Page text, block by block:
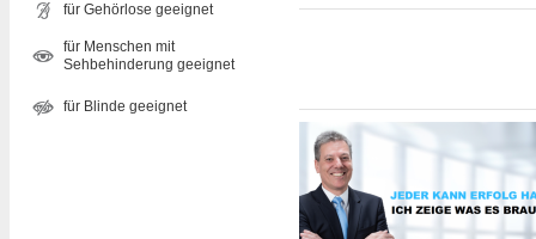
für Gehörlose geeignet
für Menschen mit
Sehbehinderung geeignet
für Blinde geeignet